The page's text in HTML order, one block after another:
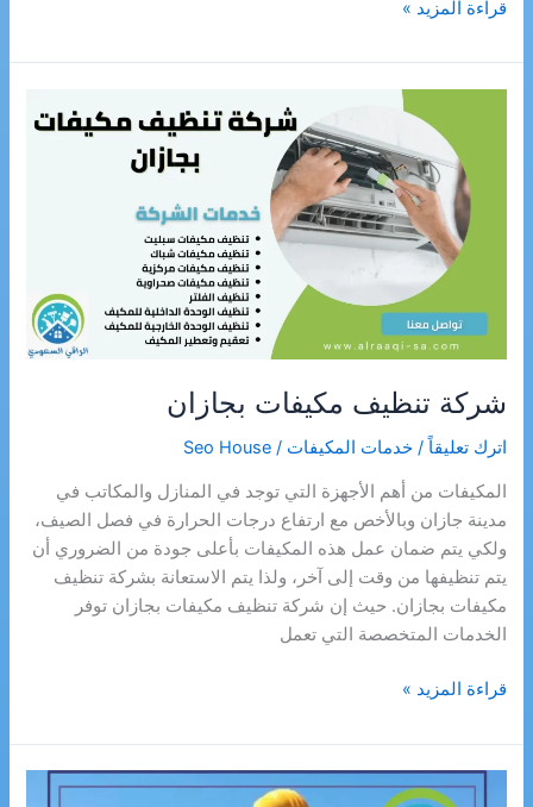
شركة
مجالس
بجازان
قراءة المزيد »
شركة تنظيف مكيفات بجازان
اترك تعليقاً /خدمات المكيفات /
Seo House
المكيفات من أهم الأجهزة التي توجد في المنازل والمكاتب في
مدينة جازان وبالأخص مع ارتفاع درجات الحرارة في فصل الصيف،
ولكي يتم ضمان عمل هذه المكيفات بأعلى جودة من الضروري أن
يتم تنظيفها من وقت إلى آخر، ولذا يتم الاستعانة بشركة تنظيف
مكيفات بجازان. حيث إن شركة تنظيف مكيفات بجازان توفر
الخدمات المتخصصة التي تعمل
شركة
مكيفات
بجازان
قراءة المزيد »